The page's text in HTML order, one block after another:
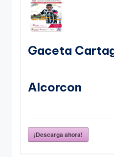
Gaceta
Alcorcon
¡Descarga ahora!